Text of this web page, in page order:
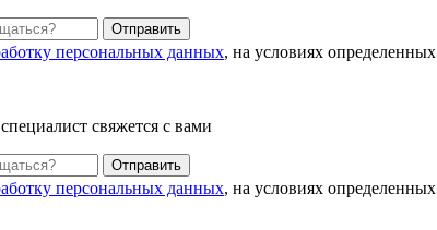
персональных данных, на условиях определенных
свяжется с вами
персональных данных, на условиях определенных